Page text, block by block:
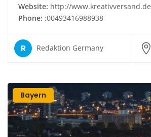
Website: http://www.kreativversand.de
Phone: :00493416988938
R Redaktion Germany
Bayern